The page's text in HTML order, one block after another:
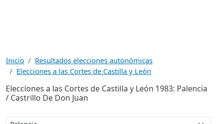
Inicio
Resultados elecciones autonómicas
Elecciones a las Cortes de Castilla y León
Elecciones a las Cortes de Castilla y León 1983: Palencia
/ Castrillo De Don Juan